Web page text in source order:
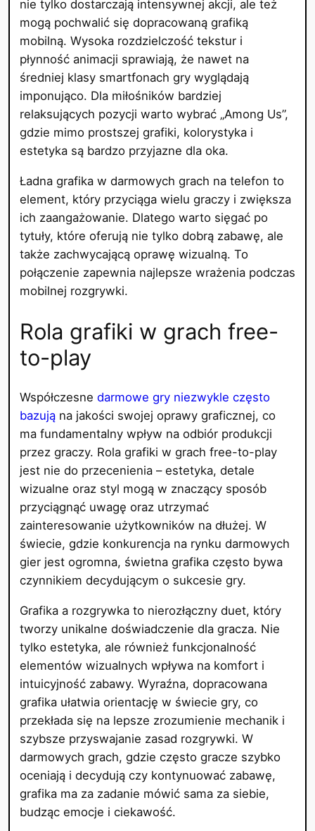
nie tylko dostarczają intensywnej akcji, ale też
mogą pochwalić się dopracowaną grafiką
mobilną. Wysoka rozdzielczość tekstur i
płynność animacji sprawiają, że nawet na
średniej klasy smartfonach gry wyglądają
imponująco. Dla miłośników bardziej
relaksujących pozycji warto wybrać „Among Us”,
gdzie mimo prostszej grafiki, kolorystyka i
estetyka są bardzo przyjazne dla oka.
Ładna grafika w darmowych grach na telefon to
element, który przyciąga wielu graczy i zwiększa
ich zaangażowanie. Dlatego warto sięgać po
tytuły, które oferują nie tylko dobrą zabawę, ale
także zachwycającą oprawę wizualną. To
połączenie zapewnia najlepsze wrażenia podczas
mobilnej rozgrywki.
Rola grafiki w grach free-
to-play
Współczesne darmowe gry niezwykle często
bazująna jakości swojej oprawy graficznej, co
ma fundamentalny wpływ na odbiór produkcji
przez graczy. Rola grafiki w grach free-to-play
jest nie do przecenienia – estetyka, detale
wizualne oraz styl mogą w znaczący sposób
przyciągnąć uwagę oraz utrzymać
zainteresowanie użytkowników na dłużej. W
świecie, gdzie konkurencja na rynku darmowych
gier jest ogromna, świetna grafika często bywa
czynnikiem decydującym o sukcesie gry.
Grafika a rozgrywka to nierozłączny duet, który
tworzy unikalne doświadczenie dla gracza. Nie
tylko estetyka, ale również funkcjonalność
elementów wizualnych wpływa na komfort i
intuicyjność zabawy. Wyraźna, dopracowana
grafika ułatwia orientację w świecie gry, co
przekłada się na lepsze zrozumienie mechanik i
szybsze przyswajanie zasad rozgrywki. W
darmowych grach, gdzie często gracze szybko
oceniają i decydują czy kontynuować zabawę,
grafika ma za zadanie mówić sama za siebie,
budząc emocje i ciekawość.